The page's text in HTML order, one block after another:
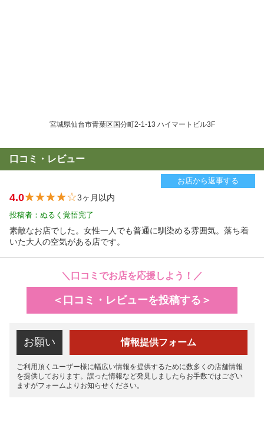
宮城県仙台市青葉区国分町2-1-13 ハイマートビル3F
口コミ・レビュー
お店から返事する
4.0 3ヶ月以内
投稿者：ぬるく覚悟完了
素敵なお店でした。女性一人でも普通に馴染める雰囲気。落ち着
いた大人の空気がある店です。
＼口コミでお店を応援しよう！／
＜口コミ・レビューを投稿する＞
お願い
ご利用頂くユーザー様に幅広い情報を提供するために数多くの店舗情報
を提供しております。誤った情報など発見しましたらお手数ではござい
ますがフォームよりお知らせください。
情報提供フォーム